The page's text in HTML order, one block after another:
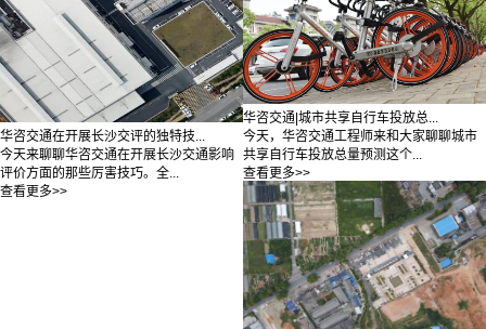
华咨交通在开展长沙交评的独特技...
今天来聊聊华咨交通在开展长沙交通影响
评价方面的那些厉害技巧。全...
查看更多>>
华咨交通|城市共享自行车投放总...
今天，华咨交通工程师来和大家聊聊城市
共享自行车投放总量预测这个...
查看更多>>